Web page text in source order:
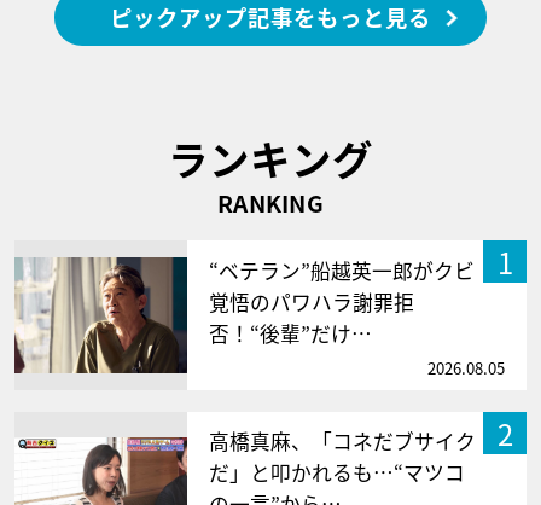
ピックアップ記事をもっと見る
ランキング
RANKING
1
“ベテラン”船越英一郎がクビ
覚悟のパワハラ謝罪拒
否！“後輩”だけ…
2026.08.05
2
高橋真麻、「コネだブサイク
だ」と叩かれるも…“マツコ